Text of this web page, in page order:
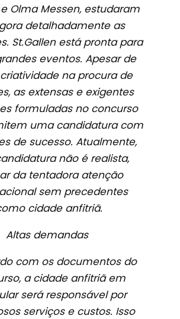
Olma Messen, estudaram
detalhadamente as
St.Gallen está pronta para
eventos. Apesar de
na procura de
as extensas e exigentes
formuladas no concurso
uma candidatura com
de sucesso. Atualmente,
não é realista,
da tentadora atenção
sem precedentes
cidade anfitriã.
Altas demandas
com os documentos do
a cidade anfitriã em
será responsável por
serviços e custos. Isso